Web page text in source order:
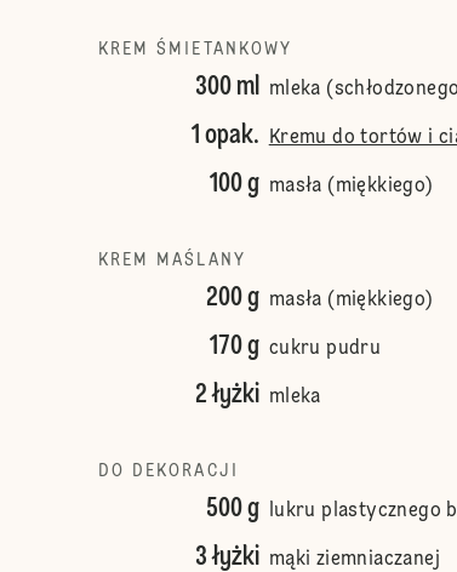
KREM ŚMIETANKOWY
300 ml mleka
1 opak. Kremu do tortów i
100 g masła (miękkiego)
KREM MAŚLANY
200 g masła (miękkiego)
170 g cukru pudru
2 łyżki mleka
DO DEKORACJI
500 g lukru plastycznego
3 łyżki mąki ziemniaczanej